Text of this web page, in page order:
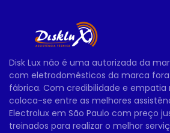
Disk Lux não é uma autorizada da
com eletrodomésticos da marca
fábrica. Com credibilidade e empatia
coloca-se entre as melhores
Electrolux em São Paulo com preço
treinados para realizar o melhor